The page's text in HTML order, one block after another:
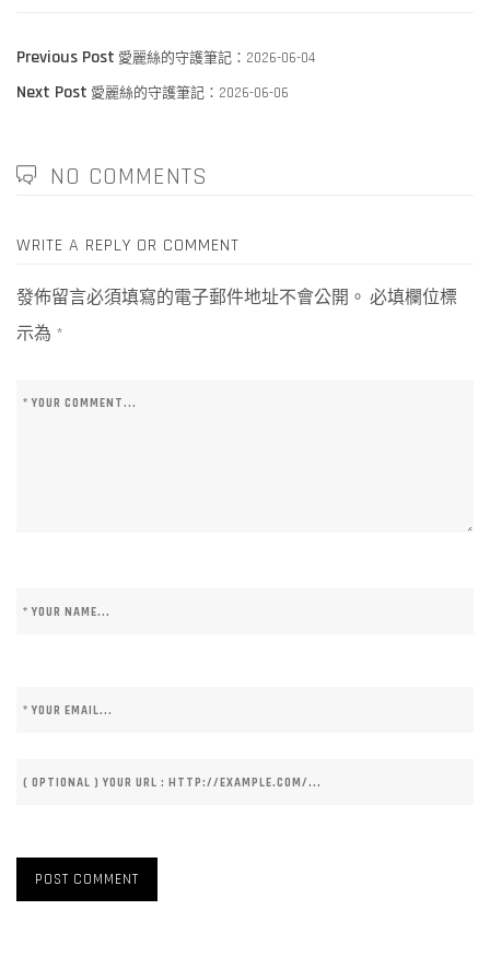
文
章
覽
Previous Post Previous
post:
愛麗絲的守護筆記：2026-06-04
Next Post Next
愛麗絲的守護筆記：2026-06-06
NO COMMENTS
WRITE A REPLY OR COMMENT
發佈留言必須填寫的電子郵件地址不會公開。 必填欄位標
示為 *